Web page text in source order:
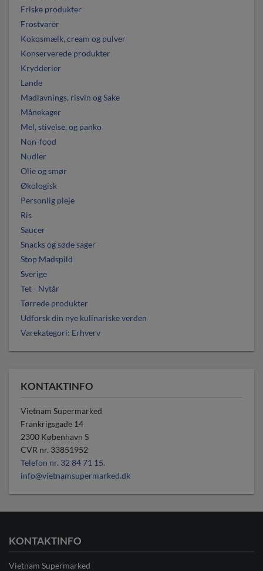
Friske produkter
Frostvarer
Kokosmælk, cream og pulver
Konserverede produkter
Krydderier
Lande
Madlavnings, risvin og Sake
Månekager
Mel, stivelse, og panko
Non-food
Nudler
Olie og smør
Økologisk
Personlig pleje
Ris
Saucer
Snacks og søde sager
Stop Madspild
Sverige
Tet - Nytår
Tørrede produkter
Udforsk din nye kulinariske verden
Varekategori: Erhverv
KONTAKTINFO
Vietnam Supermarked
Frankrigsgade 14
2300 København S
CVR nr. 33851952
Telefon nr. 32 84 71 15.
info@vietnamsupermarked.dk
KONTAKTINFO
Vietnam Supermarked